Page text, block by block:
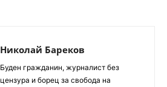
Николай Бареков
Буден гражданин, журналист без
цензура и борец за свобода на